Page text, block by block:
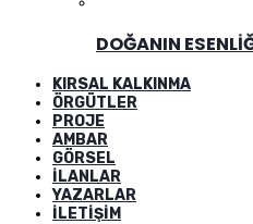
DOĞANIN
KIRSAL KALKINMA
ÖRGÜTLER
PROJE
AMBAR
GÖRSEL
İLANLAR
YAZARLAR
İLETIŞIM